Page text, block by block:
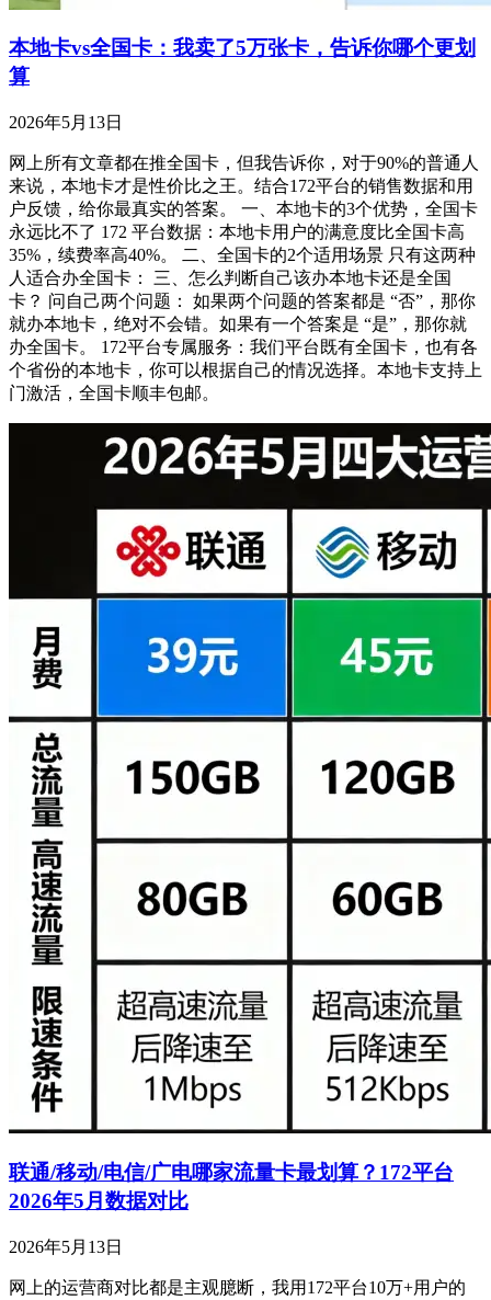
本地卡vs全国卡：我卖了5万张卡，告诉你哪个更划
算
2026年5月13日
网上所有文章都在推全国卡，但我告诉你，对于90%的普通人
来说，本地卡才是性价比之王。结合172平台的销售数据和用
户反馈，给你最真实的答案。 一、本地卡的3个优势，全国卡
永远比不了 172 平台数据：本地卡用户的满意度比全国卡高
35%，续费率高40%。 二、全国卡的2个适用场景 只有这两种
人适合办全国卡： 三、怎么判断自己该办本地卡还是全国
卡？ 问自己两个问题： 如果两个问题的答案都是 “否”，那你
就办本地卡，绝对不会错。如果有一个答案是 “是”，那你就
办全国卡。 172平台专属服务：我们平台既有全国卡，也有各
个省份的本地卡，你可以根据自己的情况选择。本地卡支持上
门激活，全国卡顺丰包邮。
联通/移动/电信/广电哪家流量卡最划算？172平台
2026年5月数据对比
2026年5月13日
网上的运营商对比都是主观臆断，我用172平台10万+用户的